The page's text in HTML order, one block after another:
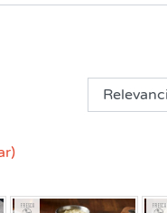
Fresco Fresco